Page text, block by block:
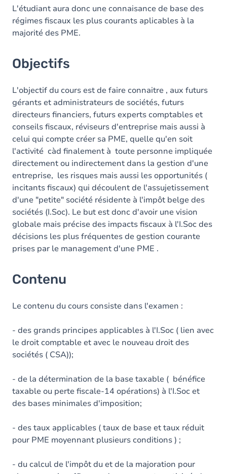
L'étudiant aura donc une connaisance de base des
régimes fiscaux les plus courants aplicables à la
majorité des PME.
Objectifs
L'objectif du cours est de faire connaitre , aux futurs
gérants et administrateurs de sociétés, futurs
directeurs financiers, futurs experts comptables et
conseils fiscaux, réviseurs d'entreprise mais aussi à
celui qui compte créer sa PME, quelle qu'en soit
l'activité càd finalement à toute personne impliquée
directement ou indirectement dans la gestion d'une
entreprise, les risques mais aussi les opportunités (
incitants fiscaux) qui découlent de l'assujetissement
d'une "petite" société résidente à l'impôt belge des
sociétés (I.Soc). Le but est donc d'avoir une vision
globale mais précise des impacts fiscaux à l'I.Soc des
décisions les plus fréquentes de gestion courante
prises par le management d'une PME .
Contenu
Le contenu du cours consiste dans l'examen :
- des grands principes applicables à l'I.Soc ( lien avec
le droit comptable et avec le nouveau droit des
sociétés ( CSA));
- de la détermination de la base taxable ( bénéfice
taxable ou perte fiscale-14 opérations) à l'I.Soc et
des bases minimales d'imposition;
- des taux applicables ( taux de base et taux réduit
pour PME moyennant plusieurs conditions ) ;
- du calcul de l'impôt du et de la majoration pour